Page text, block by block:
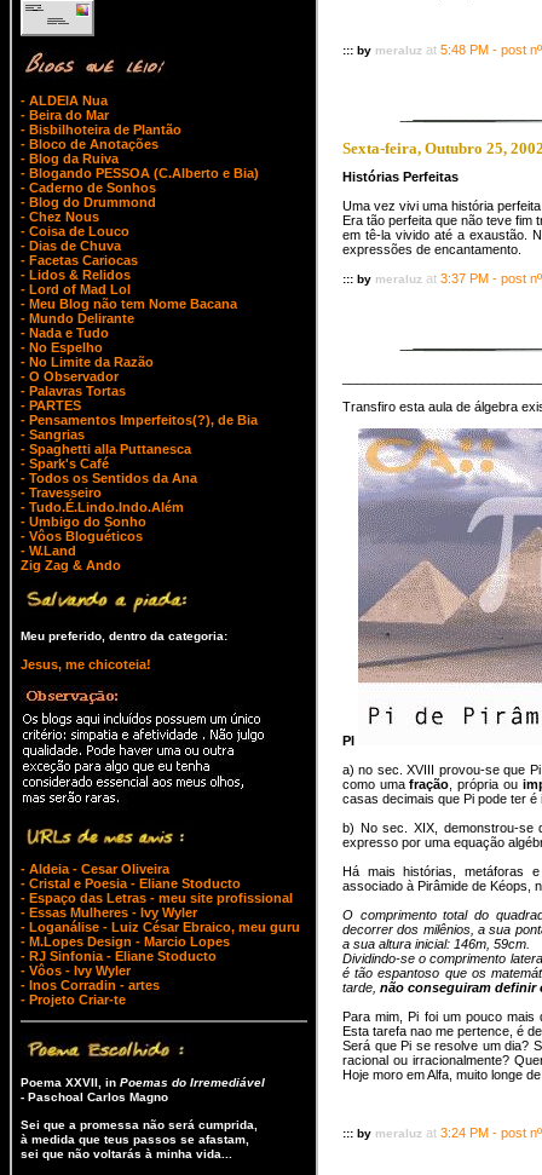
- ALDEIA Nua
- Beira do Mar
- Bisbilhoteira de Plantão
- Bloco de Anotações
- Blog da Ruiva
- Blogando PESSOA (C.Alberto e Bia)
- Caderno de Sonhos
- Blog do Drummond
- Chez Nous
- Coisa de Louco
- Dias de Chuva
- Facetas Cariocas
- Lidos & Relidos
- Lord of Mad Lol
- Meu Blog não tem Nome Bacana
- Mundo Delirante
- Nada e Tudo
- No Espelho
- No Limite da Razão
- O Observador
- Palavras Tortas
- PARTES
- Pensamentos Imperfeitos(?), de Bia
- Sangrias
- Spaghetti alla Puttanesca
- Spark's Café
- Todos os Sentidos da Ana
- Travesseiro
- Tudo.É.Lindo.Indo.Além
- Umbigo do Sonho
- Vôos Bloguéticos
- W.Land
Zig Zag & Ando
Meu preferido, dentro da categoria:
Jesus, me chicoteia!
- Aldeia - Cesar Oliveira
- Cristal e Poesia - Eliane Stoducto
- Espaço das Letras - meu site profissional
- Essas Mulheres - Ivy Wyler
- Loganálise - Luiz César Ebraico, meu guru
- M.Lopes Design - Marcio Lopes
- RJ Sinfonia - Eliane Stoducto
- Vôos - Ivy Wyler
- Inos Corradin - artes
- Projeto Criar-te
Poema XXVII, in Poemas do Irremediável
- Paschoal Carlos Magno
Sei que a promessa não será cumprida,
à medida que teus passos se afastam,
sei que não voltarás à minha vida...
::: by meraluz at 5:48 PM - post nº
Sexta-feira, Outubro 25,
Histórias Perfeitas
Uma vez vivi uma história
Era tão perfeita que não teve fim
em tê-la vivido até a exaustão.
expressões de encantamento.
::: by meraluz at 3:37 PM - post nº
Transfiro esta aula de álgebra
PI
a) no sec. XVIII provou-se que
como umafração , própria ou
casas decimais que Pi pode ter é
b) No sec. XIX, demonstrou-
expresso por uma equação
Há mais histórias, metáforas
associado à Pirâmide de Kéops,
O comprimento total do
decorrer dos milênios, a sua
a sua altura inicial: 146m, 59cm.
Dividindo-se o comprimento
é tão espantoso que os
tarde, não conseguiram definir
Para mim, Pi foi um pouco mais
Esta tarefa nao me pertence, é
Será que Pi se resolve um dia?
racional ou irracionalmente?
Hoje moro em Alfa, muito longe
::: by meraluz at 3:24 PM - post nº